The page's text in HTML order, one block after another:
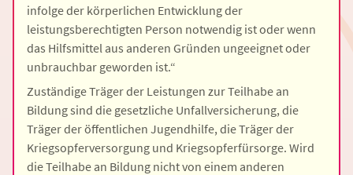
infolge der körperlichen Entwicklung der
leistungsberechtigten Person notwendig ist oder wenn
das Hilfsmittel aus anderen Gründen ungeeignet oder
unbrauchbar geworden ist.“
Zuständige Träger der Leistungen zur Teilhabe an
Bildung sind die gesetzliche Unfallversicherung, die
Träger der öffentlichen Jugendhilfe, die Träger der
Kriegsopferversorgung und Kriegsopferfürsorge. Wird
die Teilhabe an Bildung nicht von einem anderen